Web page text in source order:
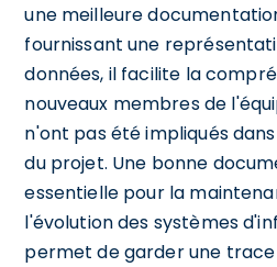
une meilleure
fournissant une
données, il facilite la
nouveaux membres de
n'ont pas été impliqués
du projet. Une bonne
essentielle pour la
l'évolution des systèmes
permet de garder une trace